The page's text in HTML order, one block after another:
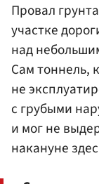
Провал
участке
над
Сам тоннель,
не
с грубыми
и мог не
накануне